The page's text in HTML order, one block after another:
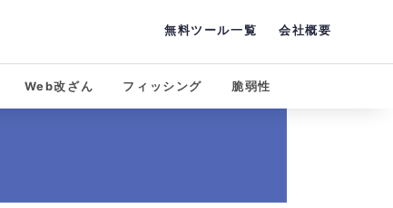
無料ツール一覧 会社概要
Web改ざん フィッシング 脆弱性